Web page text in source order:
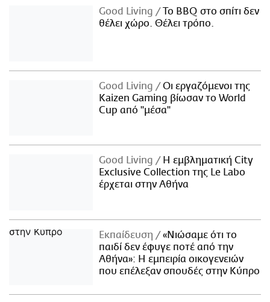
Good Living
Το BBQ στο σπίτι δεν
θέλει χώρο. Θέλει τρόπο.
Good Living
Οι εργαζόμενοι της
Kaizen Gaming βίωσαν το World
Cup από "μέσα"
Good Living
Η εμβληματική City
Exclusive Collection της Le Labo
έρχεται στην Αθήνα
Εκπαίδευση
«Νιώσαμε ότι το
παιδί δεν έφυγε ποτέ από την
Αθήνα»: Η εμπειρία οικογενειών
που επέλεξαν σπουδές στην Κύπρο